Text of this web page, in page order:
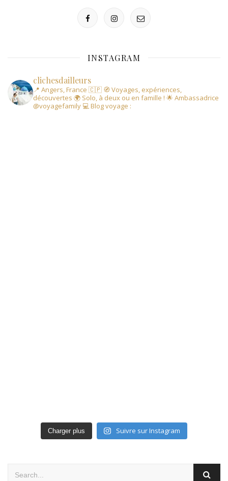
INSTAGRAM
clichesdailleurs
📍 Angers, France 🇨🇵 🧭 Voyages, expériences,
découvertes 🌍 Solo, à deux ou en famille ! 🌟 Ambassadrice
@voyagefamily 💻 Blog voyage :
Charger plus Suivre sur Instagram